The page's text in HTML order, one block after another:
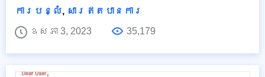
ការបន្លំ, សារឥតបានការ
ឧសភា 3, 2023
35,179